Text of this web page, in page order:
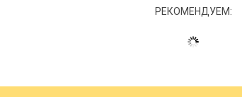
РЕКОМЕНДУЕМ: